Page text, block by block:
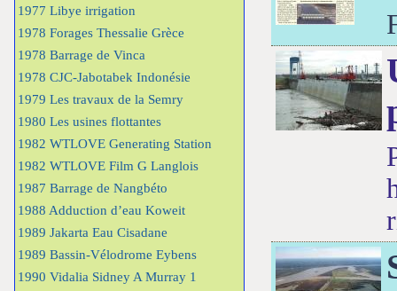
1977 Libye irrigation
1978 Forages Thessalie Grèce
1978 Barrage de Vinca
1978 CJC-Jabotabek Indonésie
1979 Les travaux de la Semry
1980 Les usines flottantes
1982 WTLOVE Generating Station
1982 WTLOVE Film G Langlois
1987 Barrage de Nangbéto
1988 Adduction d’eau Koweit
1989 Jakarta Eau Cisadane
1989 Bassin-Vélodrome Eybens
1990 Vidalia Sidney A Murray 1